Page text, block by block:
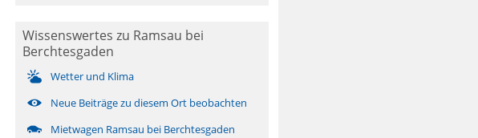
Wissenswertes zu Ramsau bei
Berchtesgaden
Wetter und Klima
Neue Beiträge zu diesem Ort beobachten
Mietwagen Ramsau bei Berchtesgaden